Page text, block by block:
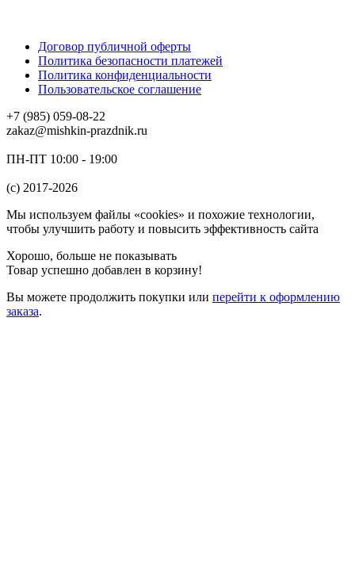
Договор публичной оферты
Политика безопасности платежей
Политика конфиденциальности
Пользовательское соглашение
+7 (985) 059-08-22
zakaz@mishkin-prazdnik.ru
ПН-ПТ 10:00 - 19:00
(c) 2017-2026
Мы используем файлы «cookies» и похожие технологии,
чтобы улучшить работу и повысить эффективность сайта
Хорошо, больше не показывать
Товар успешно добавлен в корзину!
Вы можете продолжить покупки или перейти к оформлению
заказа.